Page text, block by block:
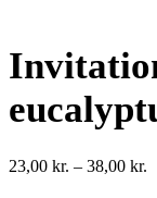
23,00 kr. – 38,00 kr.